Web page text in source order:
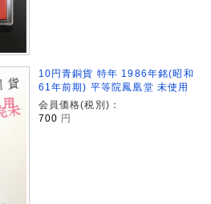
10円青銅貨 特年 1986年銘(昭和
61年前期) 平等院鳳凰堂 未使用
会員価格(税別)：
700 円